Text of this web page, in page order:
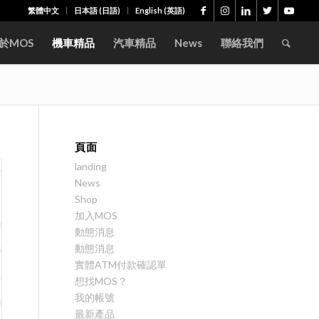
繁體中文 日本語(日語) English(英語)
MOS 機車精品 汽車精品 News 聯絡我們
頁面
landing
News
Shop
加入MOS
動態消息
動態消息
實體ATM付款確認單
想找MOS？
我的帳號
最新產品